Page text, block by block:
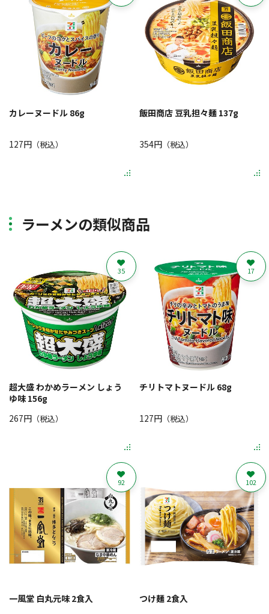
カレーヌードル 86g
127円 （税込）
飯田商店 豆乳担々麺 137g
354円（税込）
ラーメンの類似商品
超大盛 わかめラーメン しょう
ゆ味 156g
267円 （税込）
35
チリトマトヌードル 68g
127円（税込）
17
一風堂 白丸元味 2食入
92
つけ麺 2食入
102